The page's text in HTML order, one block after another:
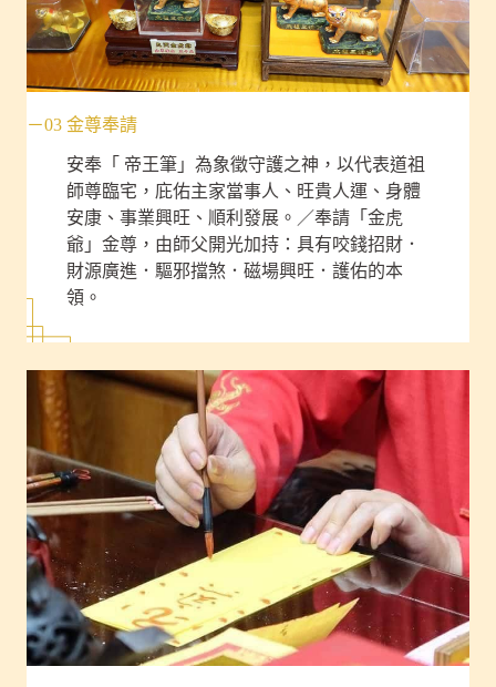
－03 金尊奉請
安奉「 帝王筆」為象徵守護之神，以代表道祖
師尊臨宅，庇佑主家當事人、旺貴人運、身體
安康、事業興旺、順利發展。／奉請「金虎
爺」金尊，由師父開光加持：具有咬錢招財．
財源廣進．驅邪擋煞．磁場興旺．護佑的本
領。